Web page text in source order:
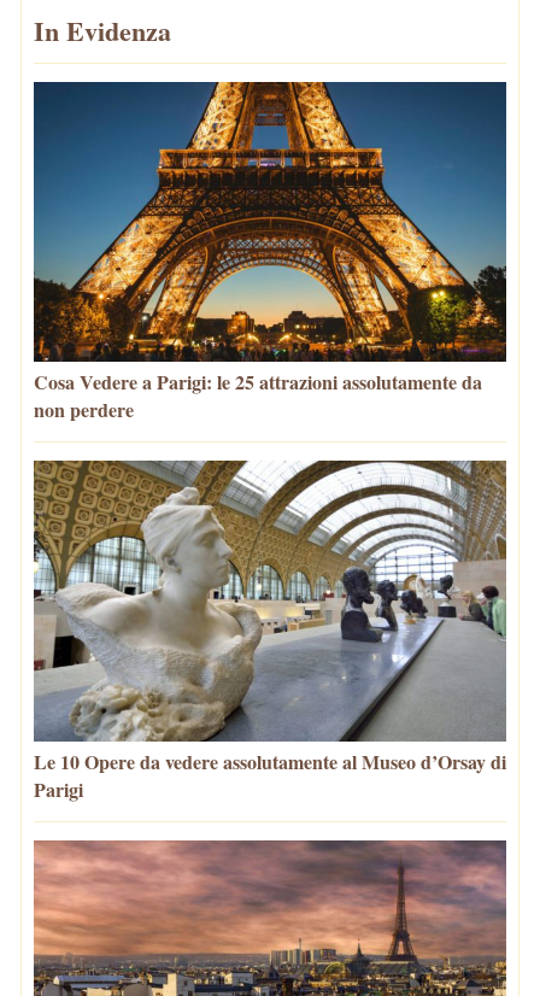
In Evidenza
Cosa Vedere a Parigi: le 25 attrazioni assolutamente da
non perdere
Le 10 Opere da vedere assolutamente al Museo d’Orsay di
Parigi